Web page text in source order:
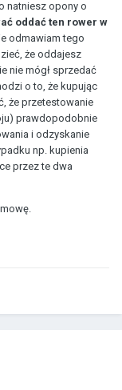
natniesz opony o
oddać ten rower w
odmawiam tego
że oddajesz
nie mógł sprzedać
o to, że kupując
że przetestowanie
prawdopodobnie
i odzyskanie
np. kupienia
przez te dwa